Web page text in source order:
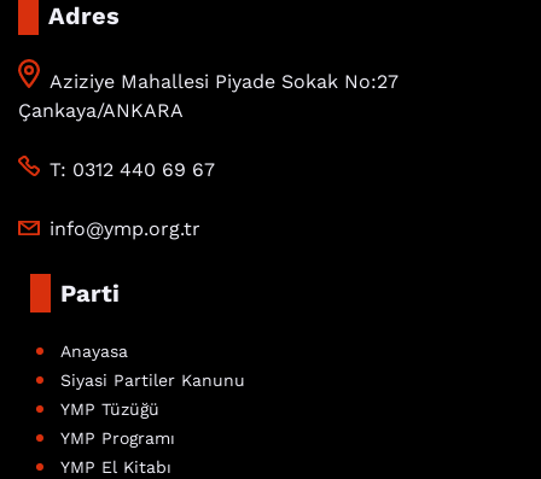
Adres
Aziziye Mahallesi Piyade Sokak No:27
Çankaya/ANKARA
T: 0312 440 69 67
info@ymp.org.tr
Parti
Anayasa
Siyasi Partiler Kanunu
YMP Tüzüğü
YMP Programı
YMP El Kitabı